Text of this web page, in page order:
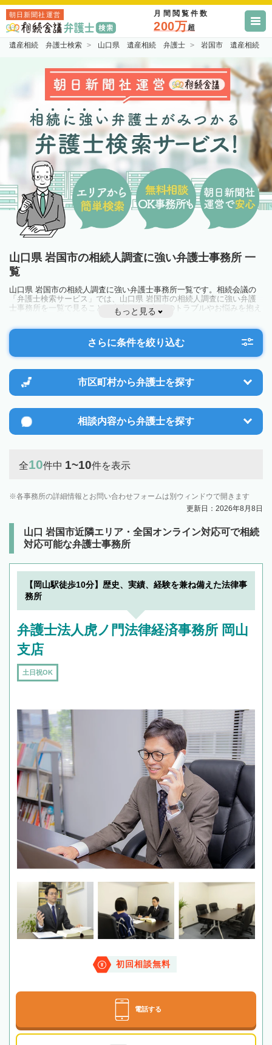
朝日新聞社運営 月間閲覧件数
200万超
遺産相続 弁護士検索 山口県 遺産相続 弁護士 岩国市 遺産相続
山口県 岩国市の相続人調査に強い弁護士事務所 一
覧
山口県 岩国市の相続人調査に強い弁護士事務所一覧です。相続会議の
「弁護士検索サービス」では、山口県 岩国市の相続人調査に強い弁護
士事務所を一覧で見ることが出来ます。相続のトラブルやお悩みを抱え
ている方は一度近隣の弁護士に相談してみましょう。
もっと見る
さらに条件を絞り込む
市区町村から弁護士を探す
相談内容から弁護士を探す
全10件中 1~10件を表示
各事務所の詳細情報とお問い合わせフォームは別ウィンドウで開きます
更新日：2026年8月8日
山口 岩国市近隣エリア・全国オンライン対応可で相続
対応可能な弁護士事務所
【岡山駅徒歩10分】歴史、実績、経験を兼ね備えた法律事
務所
弁護士法人虎ノ門法律経済事務所 岡山
支店
土日祝OK
初回相談無料
電話する